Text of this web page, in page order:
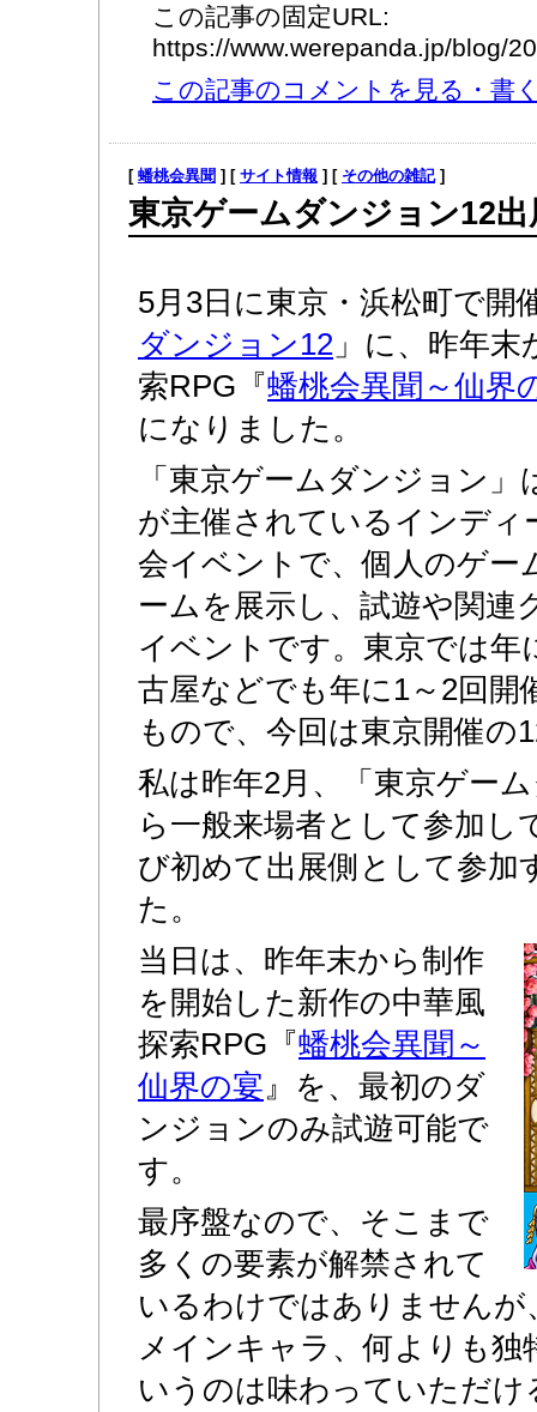
この記事の固定URL:
https://www.werepanda.jp/blog/
この記事のコメントを見る・書
[ 蟠桃会異聞 ] [ サイト情報 ] [ その他の雑記]
東京ゲームダンジョン12出
5月3日に東京・浜松町で開
ダンジョン12 」に、昨年
索RPG『蟠桃会異聞～仙界
になりました。
「東京ゲームダンジョン」
が主催されているインディ
会イベントで、個人のゲー
ームを展示し、試遊や関連
イベントです。東京では年
古屋などでも年に1～2回開
もので、今回は東京開催の
私は昨年2月、「東京ゲー
ら一般来場者として参加し
び初めて出展側として参加
た。
当日は、昨年末から制作
を開始した新作の中華風
探索RPG『蟠桃会異聞～
仙界の宴 』を、最初のダ
ンジョンのみ試遊可能で
す。
最序盤なので、そこまで
多くの要素が解禁されて
いるわけではありません
メインキャラ、何よりも独
いうのは味わっていただ